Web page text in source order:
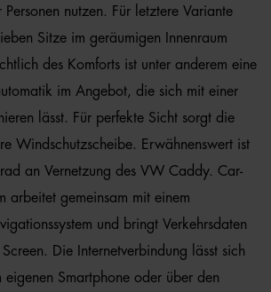
nutzen. Für letztere Variante
Sitze im geräumigen Innenraum
des Komforts ist unter anderem eine
im Angebot, die sich mit einer
lässt. Für perfekte Sicht sorgt die
Windschutzscheibe. Erwähnenswert ist
an Vernetzung des VW Caddy. Car-
arbeitet gemeinsam mit einem
und bringt Verkehrsdaten
Die Internetverbindung lässt sich
Smartphone oder über den